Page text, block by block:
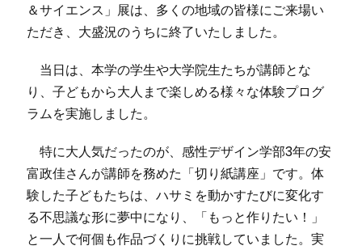
＆サイエンス」展は、多くの地域の皆様にご来場い
ただき、大盛況のうちに終了いたしました。
当日は、本学の学生や大学院生たちが講師とな
り、子どもから大人まで楽しめる様々な体験プログ
ラムを実施しました。
特に大人気だったのが、感性デザイン学部3年の安
富政佳さんが講師を務めた「切り紙講座」です。体
験した子どもたちは、ハサミを動かすたびに変化す
る不思議な形に夢中になり、「もっと作りたい！」
と一人で何個も作品づくりに挑戦していました。実